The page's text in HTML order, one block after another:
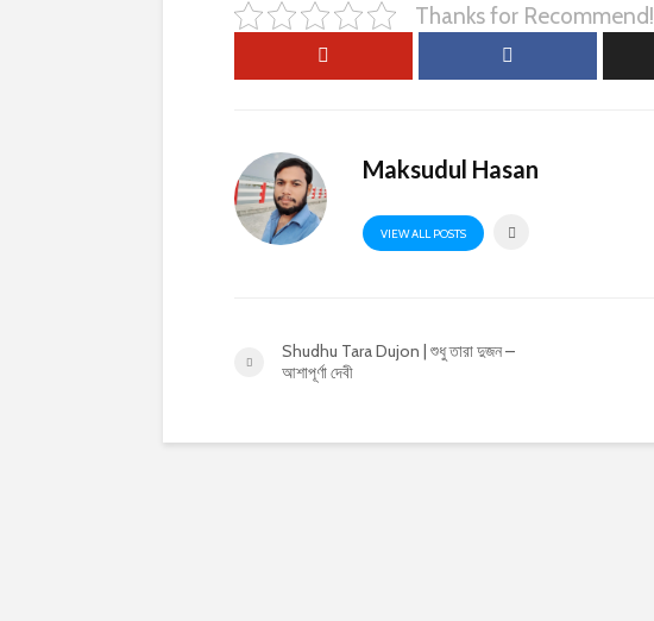
Thanks for Recommend!
Maksudul Hasan
VIEW ALL POSTS
Shudhu Tara Dujon | শুধু তারা দুজন –
আশাপূর্ণা দেবী